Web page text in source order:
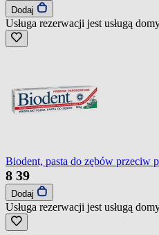
Dodaj
Usługa rezerwacji jest usługą
Biodent, pasta do zębów przeciw
8 39
Dodaj
Usługa rezerwacji jest usługą